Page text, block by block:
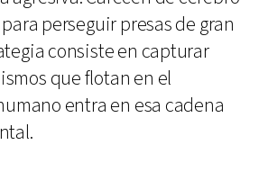
perseguir presas de gran
consiste en capturar
que flotan en el
entra en esa cadena